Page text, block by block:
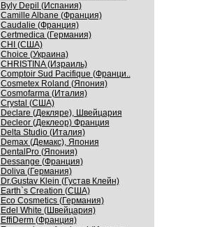
Byly Depil (Испания)
Camille Albane (Франция)
Caudalie (Франция)
Certmedica (Германия)
CHI (США)
Choice (Украина)
CHRISTINA (Израиль)
Comptoir Sud Pacifique (Франци..
Cosmetex Roland (Япония)
Cosmofarma (Италия)
Crystal (США)
Declare (Декляре), Швейцария
Decleor (Деклеор) Франция
Delta Studio (Италия)
Demax (Демакс), Япония
DentalPro (Япония)
Dessange (Франция)
Doliva (Германия)
Dr.Gustav Klein (Густав Клейн)
Earth`s Creation (США)
Eco Cosmetics (Германия)
Edel White (Швейцария)
EffiDerm (Франция)